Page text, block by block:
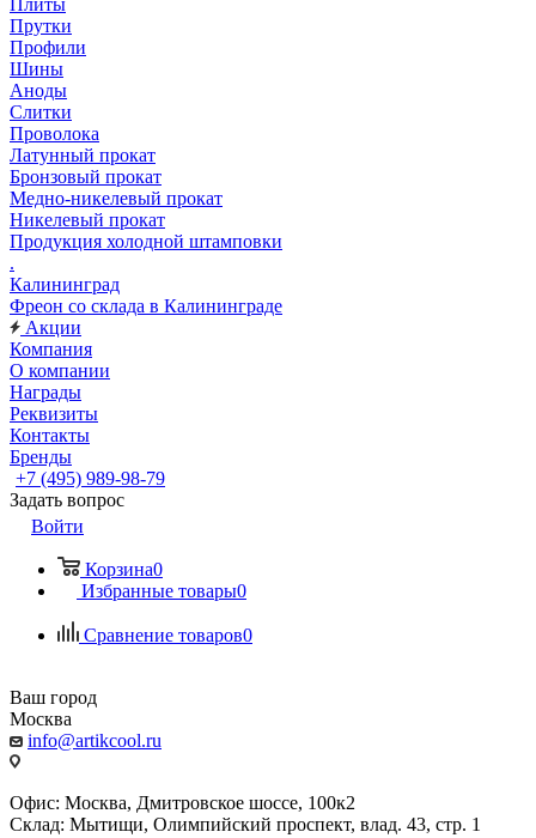
Плиты
Прутки
Профили
Шины
Аноды
Слитки
Проволока
Латунный прокат
Бронзовый прокат
Медно-никелевый прокат
Никелевый прокат
Продукция холодной штамповки
.
Калининград
Фреон со склада в Калининграде
Акции
Компания
О компании
Награды
Реквизиты
Контакты
Бренды
+7 (495) 989-98-79
Задать вопрос
Войти
Корзина0
Избранные товары0
Сравнение товаров0
Ваш город
Москва
info@artikcool.ru
Офис: Москва, Дмитровское шоссе, 100к2
Склад: Мытищи, Олимпийский проспект, влад. 43, стр. 1